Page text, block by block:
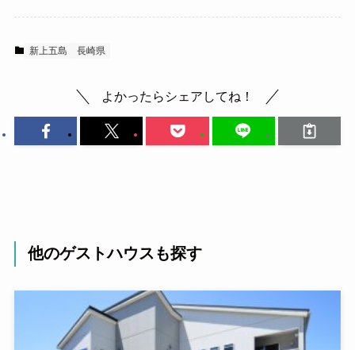
新上五島 長崎県
よかったらシェアしてね！
他のゲストハウスも探す